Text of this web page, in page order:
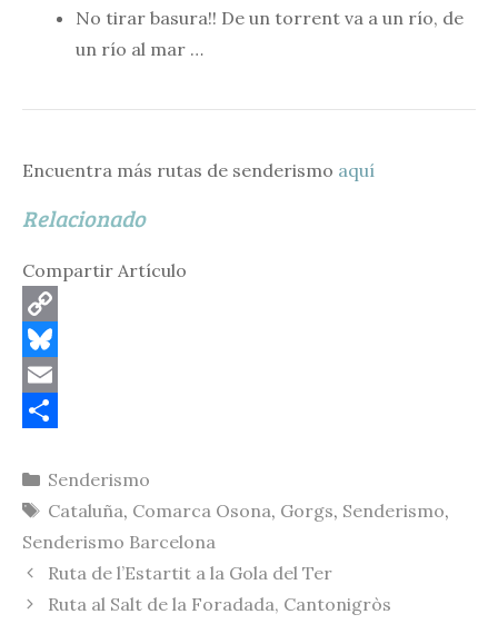
No tirar basura!! De un torrent va a un río, de
un río al mar …
Encuentra más rutas de senderismo aquí
Relacionado
Compartir Artículo
C
o
p
L
i
n
B
e
s
k
E
a
i
l
o
m
p
Categorías
Senderismo
Etiquetas
Cataluña, Comarca Osona, Gorgs, Senderismo,
Senderismo Barcelona
Ruta de l’Estartit a la Gola del Ter
Ruta al Salt de la Foradada, Cantonigròs